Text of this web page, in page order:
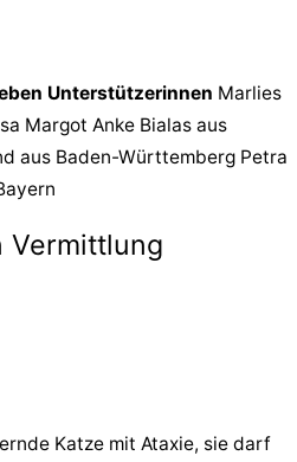
Unterstützerinnen Marlies
Margot Anke Bialas aus
aus Baden-Württemberg Petra
Vermittlung
Katze mit Ataxie, sie darf